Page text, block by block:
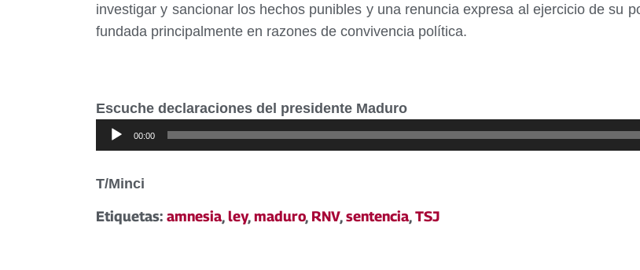
investigar y sancionar los hechos punibles y una renuncia expresa al ejercicio de su
fundada principalmente en razones de convivencia política.
Escuche declaraciones del presidente Maduro
Reproductor
de
00:00
T/Minci
Etiquetas: amnesia,ley,maduro, RNV,sentencia,TSJ